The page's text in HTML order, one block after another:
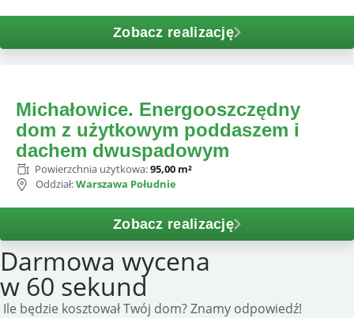
Zobacz realizację
Michałowice. Energooszczędny
dom z użytkowym poddaszem i
dachem dwuspadowym
Powierzchnia użytkowa:95,00 m²
Oddział:Warszawa Południe
Zobacz realizację
Darmowa wycena
w 60 sekund